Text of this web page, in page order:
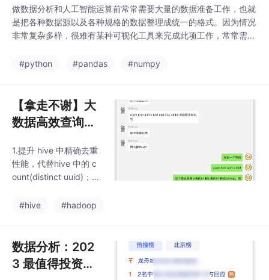
做数据分析和人工智能运算前常常需要大量的数据准备工作，也就
是把各种数据源以及各种规格的数据整理成统一的格式。因为情况
非常复杂多样，很难有某种可视化工具来完成此项工作，常常需要
作，其中Python Pandas具有多种数据源接口和丰富的计算函数，
#python #pandas #numpy
【拿走不谢】大
数据高效查询神
1.提升 hive 中精确去重
性能，代替hive 中的 c
ount(distinct uuid)；2.
bitmap 对数据压缩 ，
灵活运算 ，比如：交
集、并集、差集运算 ，
计算后的 bitmap 也可
#hive #hadoop
数据分析：202
3 最值得投资的